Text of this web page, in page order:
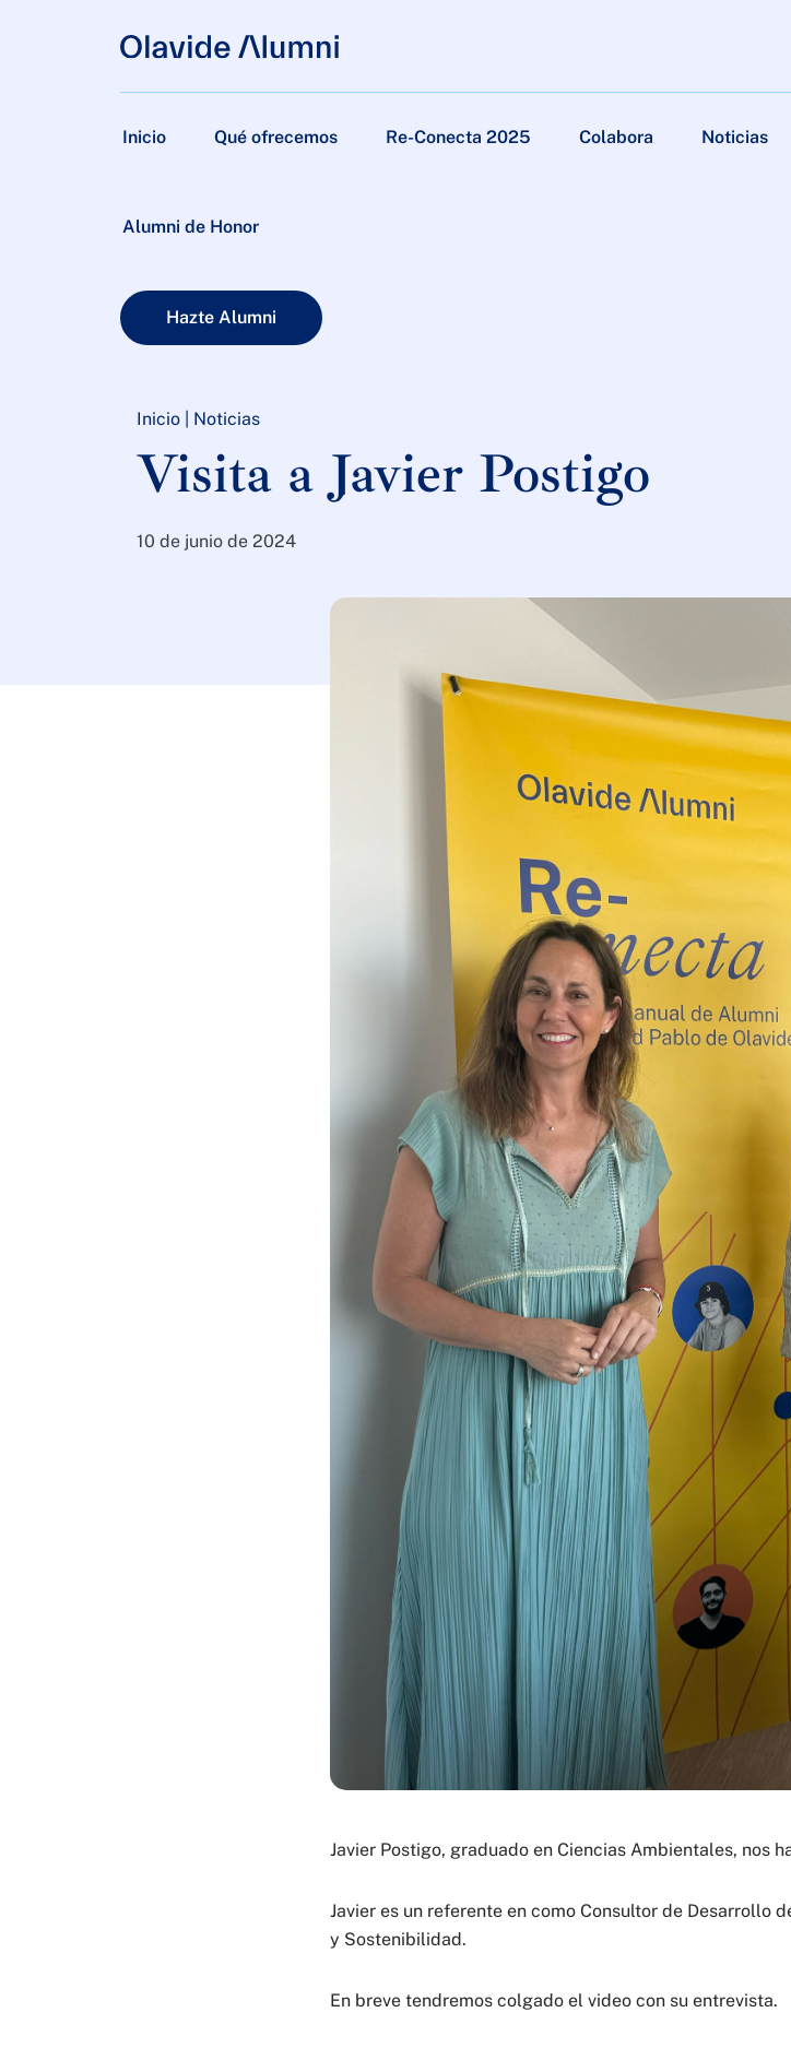
Inicio Qué ofrecemos Re-Conecta 2025 Colabora Noticias
Alumni de Honor
Hazte Alumni
Inicio Noticias
Visita a Javier Postigo
10 de junio de 2024
Javier Postigo, graduado en Ciencias Ambientales, nos
Javier es un referente en como Consultor de Desarrollo
y Sostenibilidad.
En breve tendremos colgado el video con su entrevista.